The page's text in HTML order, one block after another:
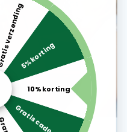
Gratis verzending5% korting
10% korting
Gratis cadeau